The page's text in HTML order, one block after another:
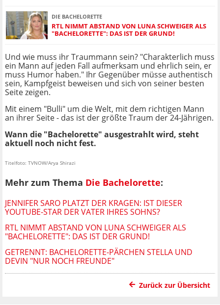
DIE BACHELORETTE
RTL NIMMT ABSTAND VON LUNA SCHWEIGER ALS
"BACHELORETTE": DAS IST DER GRUND!
Und wie muss ihr Traummann sein? "Charakterlich muss
ein Mann auf jeden Fall aufmerksam und ehrlich sein, er
muss Humor haben." Ihr Gegenüber müsse authentisch
sein, Kampfgeist beweisen und sich von seiner besten
Seite zeigen.
Mit einem "Bulli" um die Welt, mit dem richtigen Mann
an ihrer Seite - das ist der größte Traum der 24-Jährigen.
Wann die "Bachelorette" ausgestrahlt wird, steht
aktuell noch nicht fest.
Titelfoto: TVNOW/Arya Shirazi
Mehr zum Thema Die Bachelorette:
JENNIFER SARO PLATZT DER KRAGEN: IST DIESER
YOUTUBE-STAR DER VATER IHRES SOHNS?
RTL NIMMT ABSTAND VON LUNA SCHWEIGER ALS
"BACHELORETTE": DAS IST DER GRUND!
GETRENNT: BACHELORETTE-PÄRCHEN STELLA UND
DEVIN "NUR NOCH FREUNDE"
Zurück zur Übersicht